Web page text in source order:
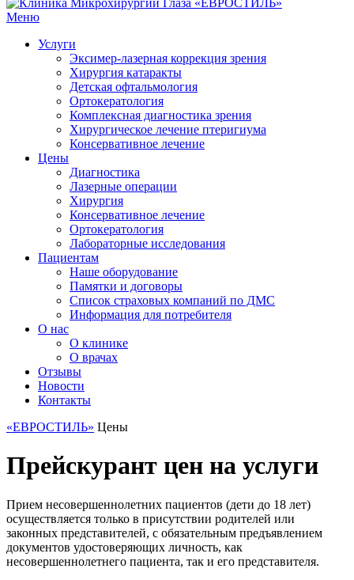
Меню
Услуги
Эксимер-лазерная коррекция зрения
Хирургия катаракты
Детская офтальмология
Ортокератология
Комплексная диагностика зрения
Хирургическое лечение птеригиума
Консервативное лечение
Цены
Диагностика
Лазерные операции
Хирургия
Консервативное лечение
Ортокератология
Лабораторные исследования
Пациентам
Наше оборудование
Памятки и договоры
Список страховых компаний по ДМС
Информация для потребителя
О нас
О клинике
О врачах
Отзывы
Новости
Контакты
«ЕВРОСТИЛЬ» Цены
Прейскурант цен на услуги
Прием несовершеннолетних пациентов (дети до 18 лет)
осуществляется только в присутствии родителей или
законных представителей, с обязательным предъявлением
документов удостоверяющих личность, как
несовершеннолетнего пациента, так и его представителя.